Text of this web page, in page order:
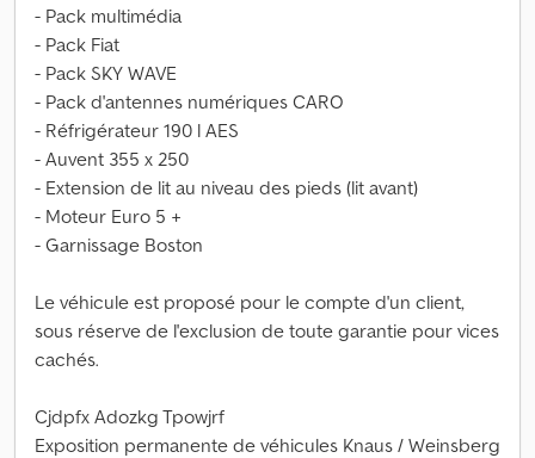
- Pack multimédia
- Pack Fiat
- Pack SKY WAVE
- Pack d'antennes numériques CARO
- Réfrigérateur 190 l AES
- Auvent 355 x 250
- Extension de lit au niveau des pieds (lit avant)
- Moteur Euro 5 +
- Garnissage Boston
Le véhicule est proposé pour le compte d'un client,
sous réserve de l'exclusion de toute garantie pour vices
cachés.
Cjdpfx Adozkg Tpowjrf
Exposition permanente de véhicules Knaus / Weinsberg